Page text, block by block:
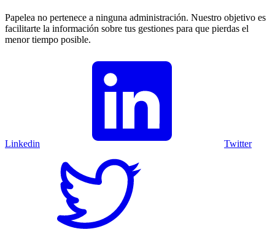
Papelea no pertenece a ninguna administración. Nuestro objetivo es
facilitarte la información sobre tus gestiones para que pierdas el
menor tiempo posible.
Linkedin Twitter